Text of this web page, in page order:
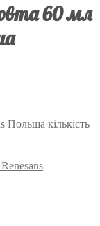
60 мл
Польша кількість